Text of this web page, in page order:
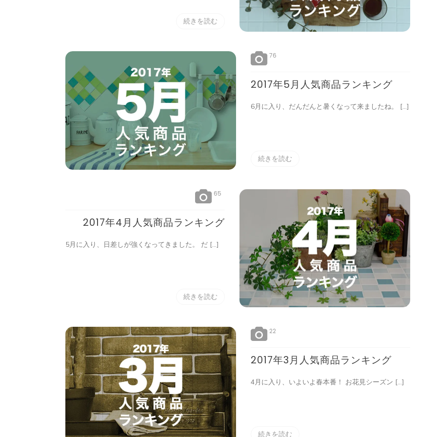
続きを読む
76
2017年5月人気商品ランキング
6月に入り、だんだんと暑くなって来ましたね。 […]
続きを読む
65
2017年4月人気商品ランキング
5月に入り、日差しが強くなってきました。 だ […]
続きを読む
22
2017年3月人気商品ランキング
4月に入り、いよいよ春本番！ お花見シーズン […]
続きを読む